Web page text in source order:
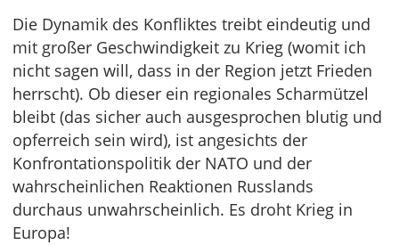
Die Dynamik des Konfliktes treibt eindeutig und
mit großer Geschwindigkeit zu Krieg (womit ich
nicht sagen will, dass in der Region jetzt Frieden
herrscht). Ob dieser ein regionales Scharmützel
bleibt (das sicher auch ausgesprochen blutig und
opferreich sein wird), ist angesichts der
Konfrontationspolitik der NATO und der
wahrscheinlichen Reaktionen Russlands
durchaus unwahrscheinlich. Es droht Krieg in
Europa!